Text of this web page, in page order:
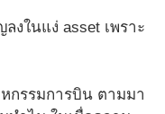
ในแง่ asset เพราะ
กรรมการบิน ตามมา